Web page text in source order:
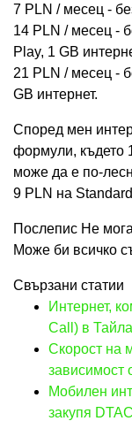
7 PLN / месец -
14 PLN / месец -
Play, 1 GB
21 PLN / месец -
GB интернет.
Според мен
формули, където
може да е по-
9 PLN на
Послепис Не
Може би всичко
Свързани статии
Интернет,
Call) в
Скорост на
зависимост
Мобилен
закупя